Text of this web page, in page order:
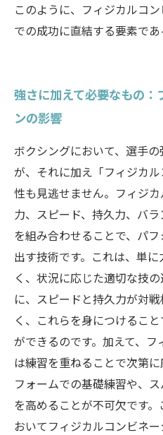
このように、フィジカルコ
での成功に直結する要素であ
強さに加えて必要なもの：
ンの影響
ボクシングにおいて、選手
が、それに加え「フィジカ
性も見逃せません。フィジカ
力、スピード、持久力、バ
を組み合わせることで、パ
出す技術です。これは、単
く、状況に応じた適切な技
に、スピードと持久力が対
く、これらを身につけるこ
ができるのです。加えて、
は練習を重ねることで次第
フォームでの基礎練習や、
を高めることが不可欠です
おいてフィジカルコンビネ